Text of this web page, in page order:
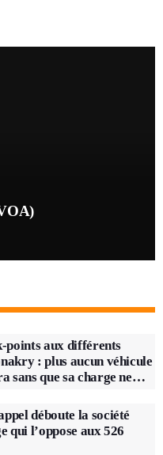
points aux différents
: plus aucun véhicule
sans que sa charge ne
déboute la société
qui l’oppose aux 526